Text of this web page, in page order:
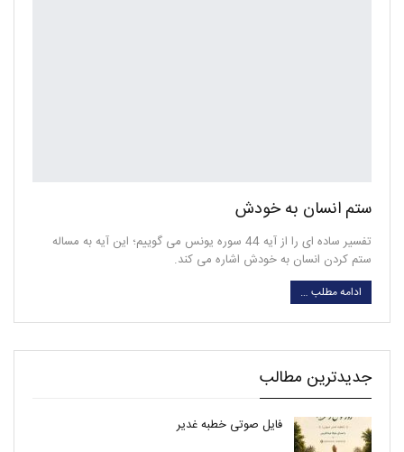
ستم انسان به خودش
تفسیر ساده ای را از آیه 44 سوره یونس می گوییم؛ این آیه به مساله
ستم کردن انسان به خودش اشاره می کند.
ادامه مطلب …
جدیدترین مطالب
فایل صوتی خطبه غدیر